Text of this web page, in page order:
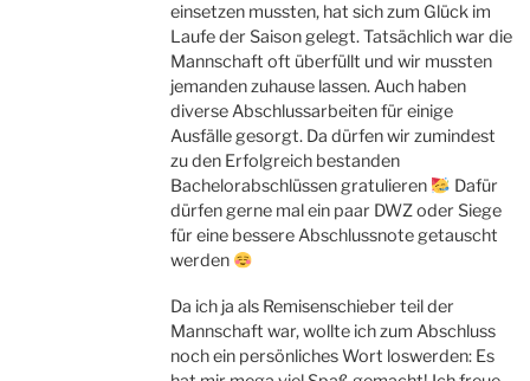
einsetzen mussten, hat sich zum Glück im
Laufe der Saison gelegt. Tatsächlich war die
Mannschaft oft überfüllt und wir mussten
jemanden zuhause lassen. Auch haben
diverse Abschlussarbeiten für einige
Ausfälle gesorgt. Da dürfen wir zumindest
zu den Erfolgreich bestanden
Bachelorabschlüssen gratulieren
Dafür
dürfen gerne mal ein paar DWZ oder Siege
für eine bessere Abschlussnote getauscht
werden
Da ich ja als Remisenschieber teil der
Mannschaft war, wollte ich zum Abschluss
noch ein persönliches Wort loswerden: Es